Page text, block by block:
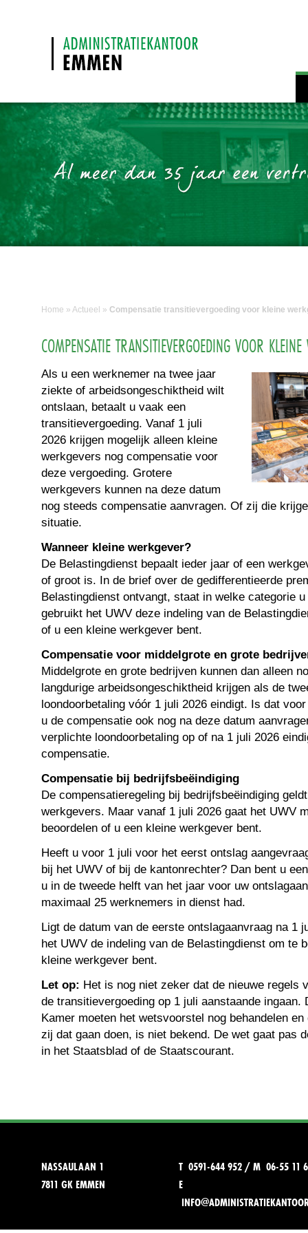
Home » Actueel » Compensatie transitievergoeding voor kleine
COMPENSATIE TRANSITIEVERGOEDING VOOR KLEINE
Als u een werknemer na twee jaar
ziekte of arbeidsongeschiktheid wilt
ontslaan, betaalt u vaak een
transitievergoeding. Vanaf 1 juli
2026 krijgen mogelijk alleen kleine
werkgevers nog compensatie voor
deze vergoeding. Grotere
werkgevers kunnen na deze datum
nog steeds compensatie aanvragen. Of zij die
situatie.
Wanneer kleine werkgever?
De Belastingdienst bepaalt ieder jaar of een
of groot is. In de brief over de gedifferentieerde
Belastingdienst ontvangt, staat in welke categorie
gebruikt het UWV deze indeling van de
of u een kleine werkgever bent.
Compensatie voor middelgrote en grote
Middelgrote en grote bedrijven kunnen dan alleen
langdurige arbeidsongeschiktheid krijgen als de
loondoorbetaling vóór 1 juli 2026 eindigt. Is dat
u de compensatie ook nog na deze datum
verplichte loondoorbetaling op of na 1 juli 2026
compensatie.
Compensatie bij bedrijfsbeëindiging
De compensatieregeling bij bedrijfsbeëindiging
werkgevers. Maar vanaf 1 juli 2026 gaat het UWV
beoordelen of u een kleine werkgever bent.
Heeft u voor 1 juli voor het eerst ontslag
bij het UWV of bij de kantonrechter? Dan bent u
u in de tweede helft van het jaar voor uw
maximaal 25 werknemers in dienst had.
Ligt de datum van de eerste ontslagaanvraag na 1
het UWV de indeling van de Belastingdienst om te
kleine werkgever bent.
Let op: Het is nog niet zeker dat de nieuwe regels
de transitievergoeding op 1 juli aanstaande ingaan.
Kamer moeten het wetsvoorstel nog behandelen
zij dat gaan doen, is niet bekend. De wet gaat pas
in het Staatsblad of de Staatscourant.
NASSAULAAN 1
7811 GK EMMEN
T 0591-644 952 / M 06-55 11
E